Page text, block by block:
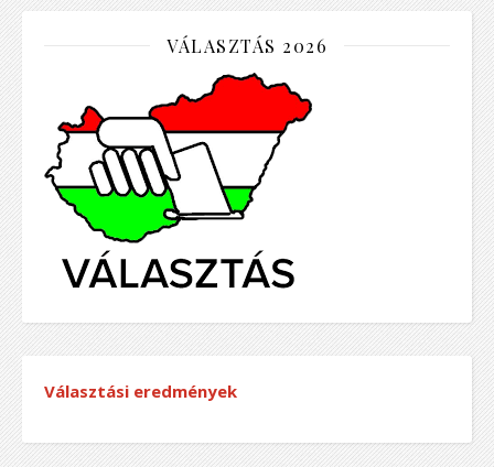
VÁLASZTÁS 2026
Választási eredmények